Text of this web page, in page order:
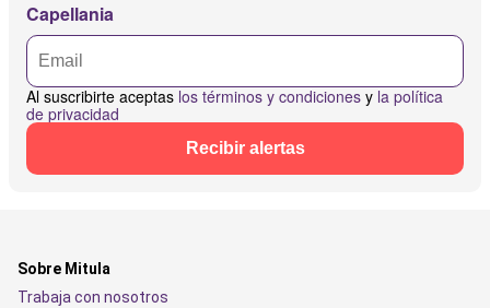
Capellania
Al suscribirte aceptas los términos y condiciones y la política
de privacidad
Recibir alertas
Sobre Mitula
Trabaja con nosotros